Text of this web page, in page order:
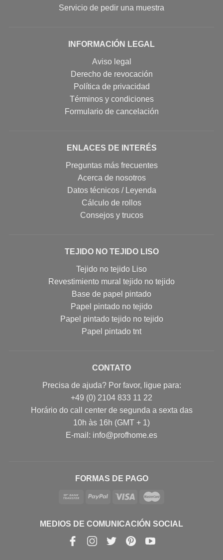
Servicio de pedir una muestra
INFORMACIÓN LEGAL
Aviso legal
Derecho de revocación
Política de privacidad
Términos y condiciones
Formulario de cancelación
ENLACES DE INTERÉS
Preguntas más frecuentes
Acerca de nosotros
Datos técnicos / Leyenda
Cálculo de rollos
Consejos y trucos
TEJIDO NO TEJIDO LISO
Tejido no tejido Liso
Revestimiento mural tejido no tejido
Base de papel pintado
Papel pintado no tejido
Papel pintado tejido no tejido
Papel pintado tnt
CONTATO
Precisa de ajuda? Por favor, ligue para:
+49 (0) 2104 833 11 22
Horário do call center de segunda a sexta das
10h às 16h (GMT + 1)
E-mail: info@profhome.es
FORMAS DE PAGO
MEDIOS DE COMUNICACIÓN SOCIAL